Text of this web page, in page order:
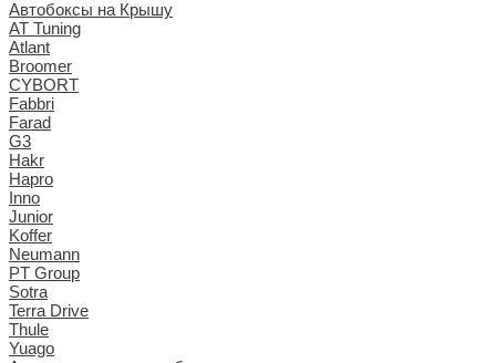
Автобоксы на Крышу
AT Tuning
Atlant
Broomer
CYBORT
Fabbri
Farad
G3
Hakr
Hapro
Inno
Junior
Koffer
Neumann
PT Group
Sotra
Terra Drive
Thule
Yuago